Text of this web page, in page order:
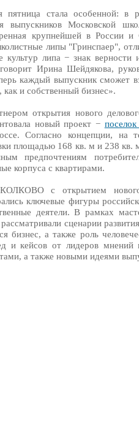
стала особенной: в
выпускников Московской
крупнейшей в России
липы "Гринспаер",
липа − знак
Ирина Шейдякова,
каждый выпускник сможет
и собственный бизнес».
открытия нового
новый проект −
Согласно концепции, на
площадью 168 кв. м и 238 кв.
предпочтениям
корпуса с квартирами.
с открытием
ключевые фигуры
деятели. В рамках
сценарии
бизнес, а также роль
и кейсов от лидеров мнений
а также новыми идеями